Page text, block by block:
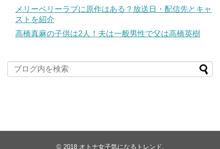
メリーベリーラブに原作はある？放送日・配信先とキャ
ストを紹介
高橋真麻の子供は2人！夫は一般男性で父は高橋英樹
© 2018 オトナ女子気になるトレンド.